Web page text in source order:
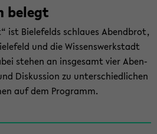
be­legt
ist Bie­le­felds schlau­es Abend­brot,
und die Wis­sens­werk­stadt
ste­hen an ins­ge­samt vier Aben­
Dis­kus­si­on zu un­ter­schied­li­chen
auf dem Pro­gramm.